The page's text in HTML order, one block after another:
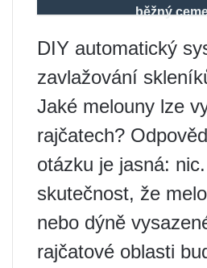
běžný
DIY automatický
zavlažování
Jaké melouny lze
rajčatech?
otázku je jasná:
skutečnost, že
nebo dýně
rajčatové oblasti